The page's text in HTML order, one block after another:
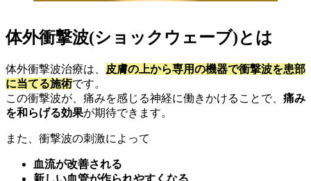
体外衝撃波(ショックウェーブ)とは
体外衝撃波治療は、
皮膚の上から専用の機器で衝撃波を患部
に当てる施術です。
この衝撃波が、痛みを感じる神経に働きかけることで、 痛み
を和らげる効果が期待できます。
また、衝撃波の刺激によって
血流が改善される
新しい血管が作られやすくなる